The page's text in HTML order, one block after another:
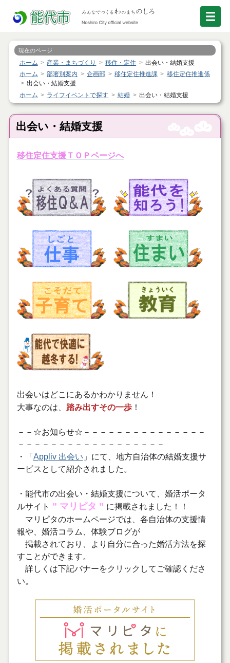
現在のページ
ホーム 産業・まちづくり 移住・定住
出会い・結婚支援
ホーム
部署別案内 企画部 移住定住推進課
移住定住推進係
出会い・結婚支援
ホーム
ライフイベントで探す 結婚 出会い・結婚支援
出会い・結婚支援
移住定住支援ＴＯＰページへ
出会いはどこにあるかわかりません！
大事なのは、 踏み出すその一歩！
－－☆お知らせ☆－－－－－－－－－－－－－－－
－－－－－－－－－－－－－－－－－－
・「Appliv 出会い 」にて、地方自治体の結婚支援サ
ービスとして紹介されました。
・能代市の出会い・結婚支援について、婚活ポータ
ルサイト ” マリピタ ” に掲載されました！！
マリピタのホームページでは、各自治体の支援情
報や、婚活コラム、体験ブログが
掲載されており、より自分に合った婚活方法を探
すことができます。
詳しくは下記バナーをクリックしてご確認くださ
い。